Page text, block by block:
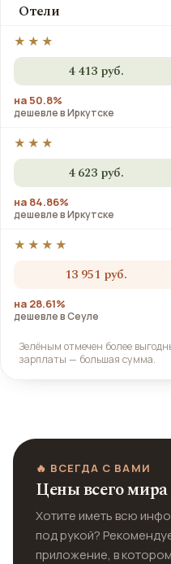
Отели
★★★
4 413 руб.
на 50.8%
дешевле в Иркутске
★★★
4 623 руб.
на 84.86%
дешевле в Иркутске
★★★★
13 951 руб.
на 28.61%
дешевле в Сеуле
Зелёным отмечен более
зарплаты — большая сумма.
🔥 ВСЕГДА С ВАМИ
Цены всего
Хотите иметь всю
под рукой?
приложение, в